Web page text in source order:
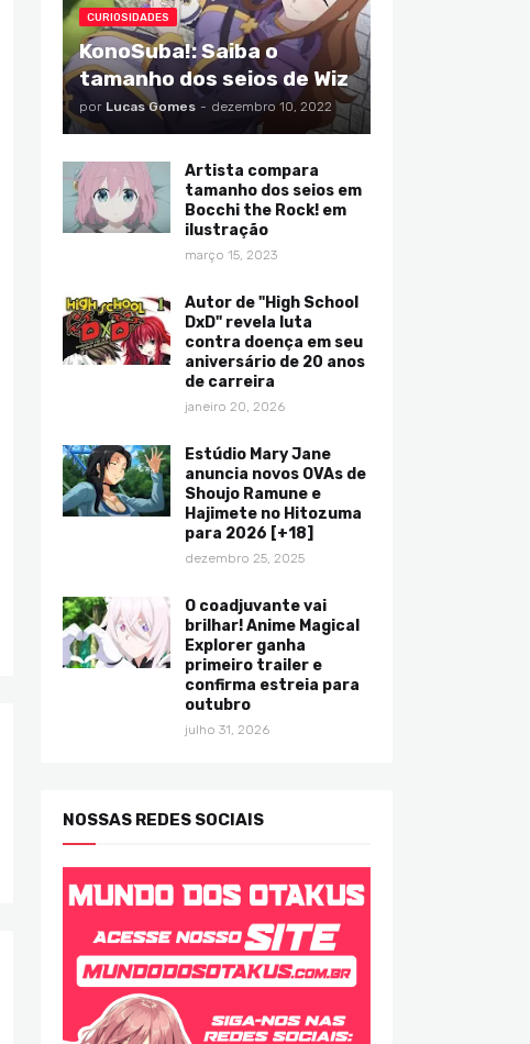
CURIOSIDADES
KonoSuba!: Saiba o
tamanho dos seios de Wiz
por Lucas Gomes - dezembro 10, 2022
Artista compara
tamanho dos seios em
Bocchi the Rock! em
ilustração
março 15, 2023
Autor de "High School
DxD" revela luta
contra doença em seu
aniversário de 20 anos
de carreira
janeiro 20, 2026
Estúdio Mary Jane
anuncia novos OVAs de
Shoujo Ramune e
Hajimete no Hitozuma
para 2026 [+18]
dezembro 25, 2025
O coadjuvante vai
brilhar! Anime Magical
Explorer ganha
primeiro trailer e
confirma estreia para
outubro
julho 31, 2026
NOSSAS REDES SOCIAIS